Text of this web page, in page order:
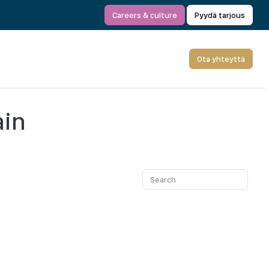
Careers & culture Pyydä tarjous
Ota yhteyttä